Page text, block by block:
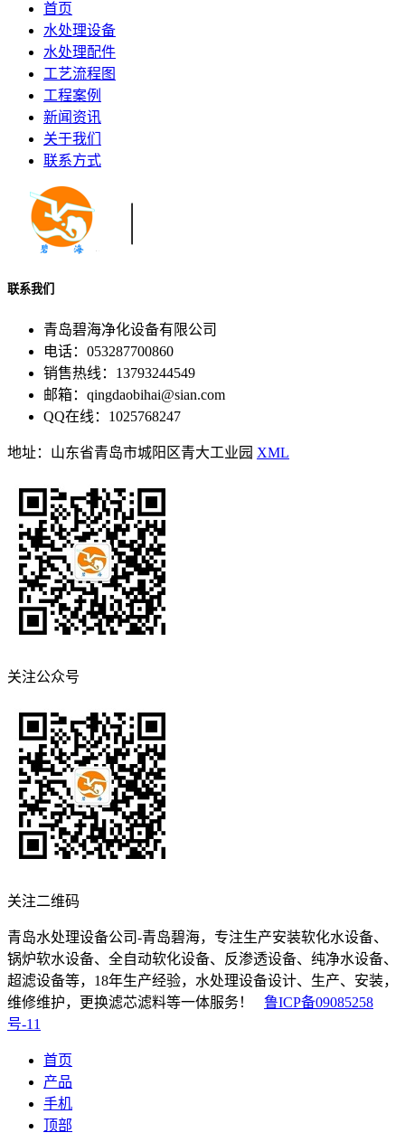
首页
水处理设备
水处理配件
工艺流程图
工程案例
新闻资讯
关于我们
联系方式
联系我们
青岛碧海净化设备有限公司
电话：053287700860
销售热线：13793244549
邮箱：qingdaobihai@sian.com
QQ在线：1025768247
地址：山东省青岛市城阳区青大工业园 XML
关注公众号
关注二维码
青岛水处理设备公司-青岛碧海，专注生产安装软化水设备、
锅炉软水设备、全自动软化设备、反渗透设备、纯净水设备、
超滤设备等，18年生产经验，水处理设备设计、生产、安装，
维修维护，更换滤芯滤料等一体服务！ 鲁ICP备09085258
号-11
首页
产品
手机
顶部